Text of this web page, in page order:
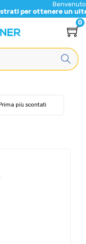
Benvenuto nel nuovo
un ulteriore 5% di
0